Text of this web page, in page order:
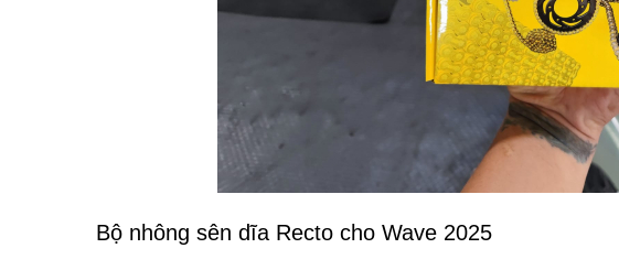
Bộ nhông sên dĩa Recto cho Wave 2025